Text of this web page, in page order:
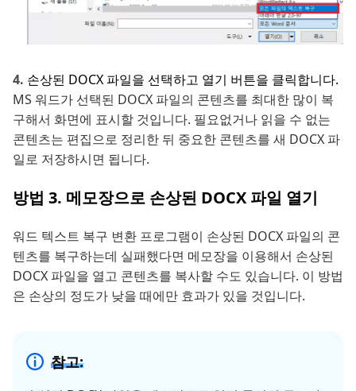
손상된 DOCX 파일을 선택하고 열기 버튼을 클릭합니다.
MS 워드가 선택된 DOCX 파일의 콘텐츠를 최대한 많이 복
구해서 화면에 표시할 것입니다. 필요없거나 읽을 수 없는
콘텐츠는 편집으로 정리한 뒤 중요한 콘텐츠를 새 DOCX 파
일로 저장하시면 됩니다.
방법 3. 메모장으로 손상된 DOCX 파일 열기
워드 텍스트 복구 변환 프로그램이 손상된 DOCX 파일의 콘
텐츠를 복구하는데 실패했다면 메모장을 이용해서 손상된
DOCX 파일을 열고 콘텐츠를 복사할 수도 있습니다. 이 방법
은 손상의 정도가 낮을 때에만 효과가 있을 것입니다.
참고: